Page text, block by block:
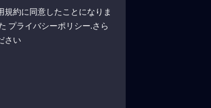
約に同意したことになりま
プライバシーポリシー.さら
さい